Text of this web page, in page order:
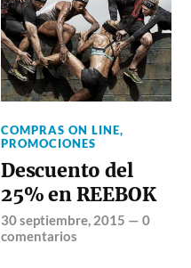
COMPRAS ON LINE,
PROMOCIONES
Descuento del
25% en REEBOK
30 septiembre, 2015 —0
comentarios